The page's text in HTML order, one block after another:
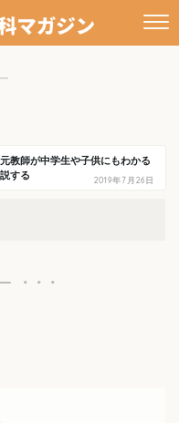
教師が中学生や子供にもわかる
する
2019年7月26日